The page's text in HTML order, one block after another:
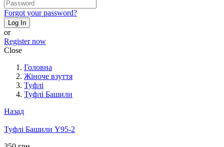
Forgot your password?
Log In
or
Register now
Close
Головна
Жіноче взуття
Туфлі
Туфлі Башили
Назад
Туфлі Башили Y95-2